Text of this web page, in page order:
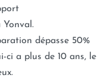
Yonval.
dépasse 50%
ci a plus de 10 ans, le